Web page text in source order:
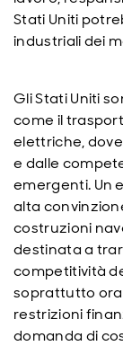
Stati Uniti
industriali dei
Gli Stati Uniti
come il
elettriche,
e dalle
emergenti. Un
alta
costruzioni
destinata a
competitività
soprattutto ora
restrizioni
domanda di